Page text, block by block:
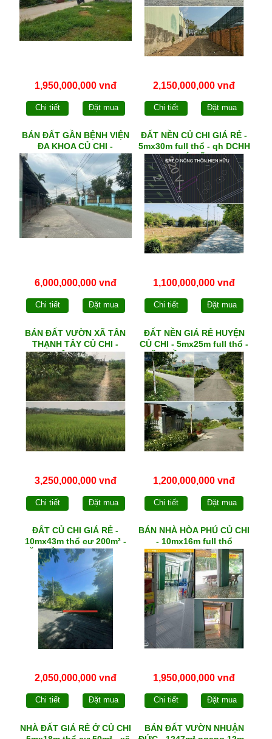
1,950,000,000 vnđ
Chi tiết Đặt mua
2,150,000,000 vnđ
Chi tiết Đặt mua
BÁN ĐẤT GẦN BỆNH VIỆN
ĐA KHOA CỦ CHI -
10mx50m full thổ - sát
cổng KCN TÂY BẮC CỦ
CHI
6,000,000,000 vnđ
Chi tiết Đặt mua
ĐẤT NỀN CỦ CHI GIÁ RẺ -
5mx30m full thổ - qh DCHH
- xã PHÚ MỸ HƯNG
1,100,000,000 vnđ
Chi tiết Đặt mua
BÁN ĐẤT VƯỜN XÃ TÂN
THẠNH TÂY CỦ CHI -
2150m² - Ô tô đến tận nơi
3,250,000,000 vnđ
Chi tiết Đặt mua
ĐẤT NỀN GIÁ RẺ HUYỆN
CỦ CHI - 5mx25m full thổ -
MẶT TIỀN đường số 500
xã PHẠM VĂN CỘI
1,200,000,000 vnđ
Chi tiết Đặt mua
ĐẤT CỦ CHI GIÁ RẺ -
10mx43m thổ cư 200m² -
MẶT TIỀN đường nhựa xã
TRUNG LẬP THƯỢNG
2,050,000,000 vnđ
Chi tiết Đặt mua
BÁN NHÀ HÒA PHÚ CỦ CHI
- 10mx16m full thổ
1,950,000,000 vnđ
Chi tiết Đặt mua
NHÀ ĐẤT GIÁ RẺ Ở CỦ CHI
BÁN ĐẤT VƯỜN NHUẬN